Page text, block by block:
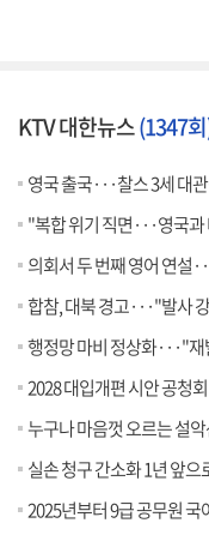
KTV 대한뉴스(1347
영국 출국···찰스 3세 대
"복합 위기 직면···영국
의회서 두 번째 영어 연설···엑
합참, 대북 경고···"발사
행정망 마비 정상화···"
2028 대입개편 시안 공청
누구나 마음껏 오르는 설
실손 청구 간소화 1년 앞
2025년부터 9급 공무원 국